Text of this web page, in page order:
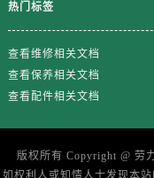
热门标签
查看维修相关文档
查看保养相关文档
查看配件相关文档
版权所有 Copyright @ 劳
如权利人或知情人士发现本